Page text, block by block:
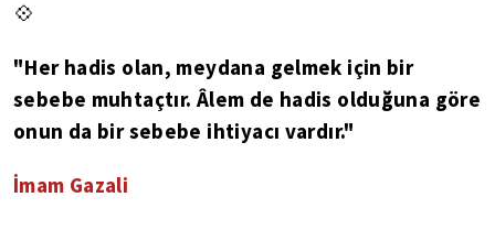
💠
"Her hadis olan, meydana gelmek için bir
sebebe muhtaçtır. Âlem de hadis olduğuna göre
onun da bir sebebe ihtiyacı vardır."
İmam Gazali